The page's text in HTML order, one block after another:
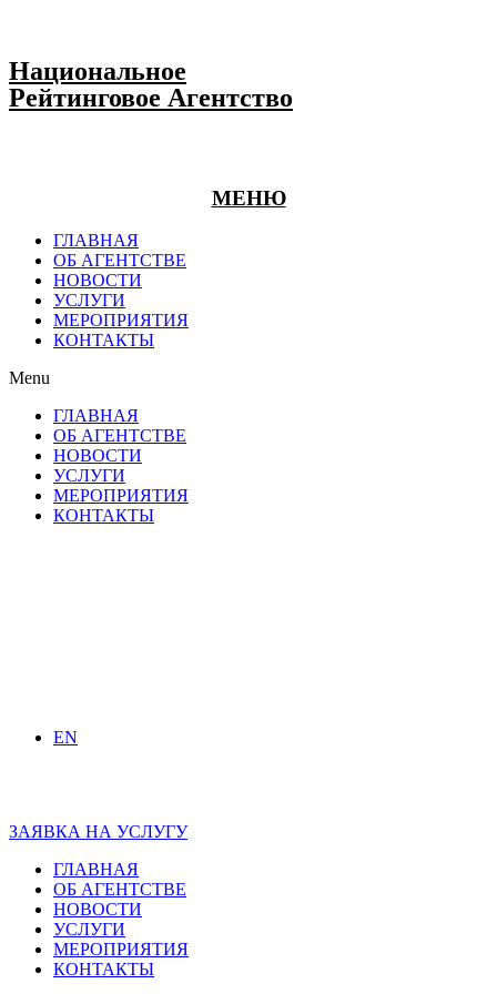
Национальное
Рейтинговое Агентство
МЕНЮ
ГЛАВНАЯ
ОБ АГЕНТСТВЕ
НОВОСТИ
УСЛУГИ
МЕРОПРИЯТИЯ
КОНТАКТЫ
Menu
ГЛАВНАЯ
ОБ АГЕНТСТВЕ
НОВОСТИ
УСЛУГИ
МЕРОПРИЯТИЯ
КОНТАКТЫ
EN
ЗАЯВКА НА УСЛУГУ
ГЛАВНАЯ
ОБ АГЕНТСТВЕ
НОВОСТИ
УСЛУГИ
МЕРОПРИЯТИЯ
КОНТАКТЫ